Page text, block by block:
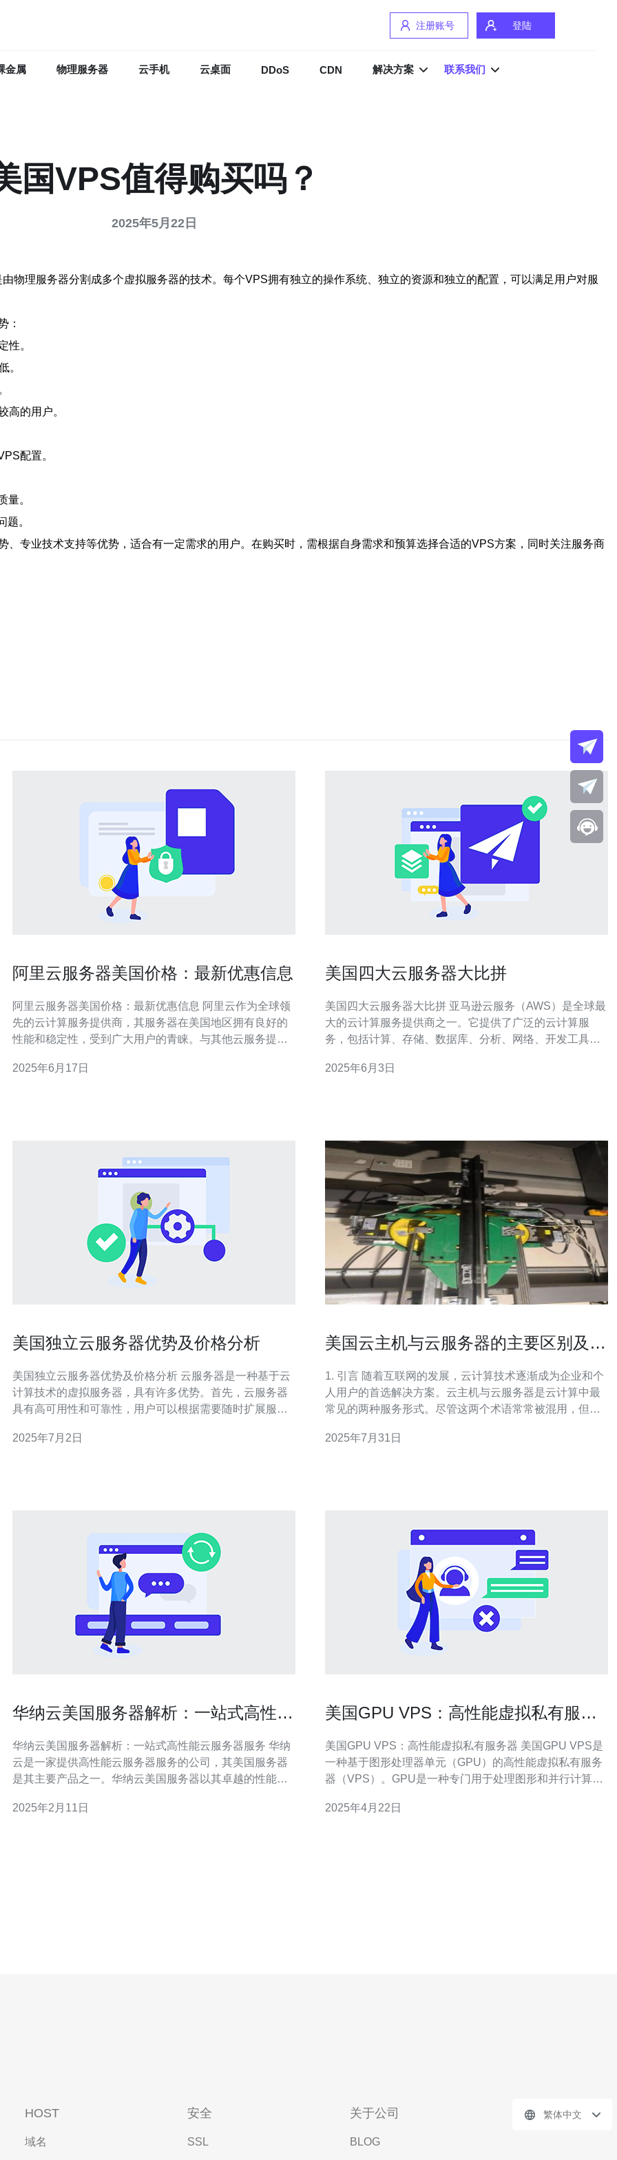
注册账号 登陆
金属 物理服务器 云手机 云桌面 DDoS CDN 解决方案 联系我们
国VPS值得购买吗？
2025年5月22日
物理服务器分割成多个虚拟服务器的技术。每个VPS拥有独立的操作系统、独立的资源和独立的配置，可以满足用户对服
：
性。
。
高的用户。
配置。
量。
。
专业技术支持等优势，适合有一定需求的用户。在购买时，需根据自身需求和预算选择合适的VPS方案，同时关注服务商
阿里云服务器美国价格：最新优惠信息
阿里云服务器美国价格：最新优惠信息 阿里云作为全球领
先的云计算服务提供商，其服务器在美国地区拥有良好的
性能和稳定性，受到广大用户的青睐。与其他云服务提供
引了众多用户选择。 随着云计算市场的竞争日趋激烈，阿
2025年6月17日
美国四大云服务器大比拼
美国四大云服务器大比拼 亚马逊云服务（AWS）是全球最
大的云计算服务提供商之一。它提供了广泛的云计算服
务，包括计算、存储、数据库、分析、网络、开发工具和
确保了稳定性和可靠性。 微软Azure是微软推出的云计算
2025年6月3日
美国独立云服务器优势及价格分析
美国独立云服务器优势及价格分析 云服务器是一种基于云
计算技术的虚拟服务器，具有许多优势。首先，云服务器
具有高可用性和可靠性，用户可以根据需要随时扩展服务
需求自定义配置。此外，云服务器还具有高安全性，数据
2025年7月2日
美国云主机与云服务器的主要区别及选
1. 引言 随着互联网的发展，云计算技术逐渐成为企业和个
人用户的首选解决方案。云主机与云服务器是云计算中最
常见的两种服务形式。尽管这两个术语常常被混用，但它
探讨这两者之间的主要区别，并提供选择指南。 2. 云主机
2025年7月31日
华纳云美国服务器解析：一站式高性能
华纳云美国服务器解析：一站式高性能云服务器服务 华纳
云是一家提供高性能云服务器服务的公司，其美国服务器
是其主要产品之一。华纳云美国服务器以其卓越的性能、
器采用先进的硬件设备，配备高性能的处理器、大容量内
2025年2月11日
美国GPU VPS：高性能虚拟私有服务
美国GPU VPS：高性能虚拟私有服务器 美国GPU VPS是
一种基于图形处理器单元（GPU）的高性能虚拟私有服务
器（VPS）。GPU是一种专门用于处理图形和并行计算的
GPU VPS利用了GPU的强大计算能力，为用户提供了更高
2025年4月22日
HOST
域名
安全
SSL
关于公司
BLOG
繁体中文